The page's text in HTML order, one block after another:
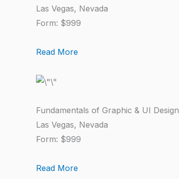
Las Vegas, Nevada
Form: $999
Read More
Fundamentals of Graphic & UI Design
Las Vegas, Nevada
Form: $999
Read More